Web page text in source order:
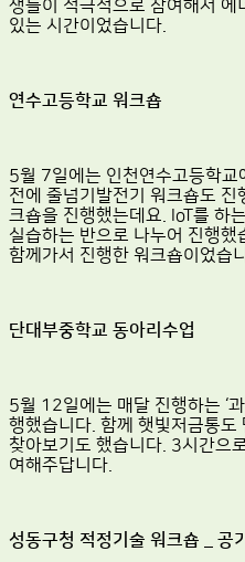
생들이 적극적으로 참여해서
있는 시간이었습니다.
연수고등학교 워크숍
5월 7일에는 인천연수고등학교
전에 줄넘기발전기 워크숍도
크숍을 진행했는데요. IoT를 하
실습하는 반으로 나누어 진행
함께가서 진행한 워크숍이었습
단대부중학교 동아리수업
5월 12일에는 매달 진행하는 ‘
행했습니다. 함께 햇빛저금통
찾아보기도 했습니다. 3시간으
여해주답니다.
성동구청 적정기술 워크숍 _ 공